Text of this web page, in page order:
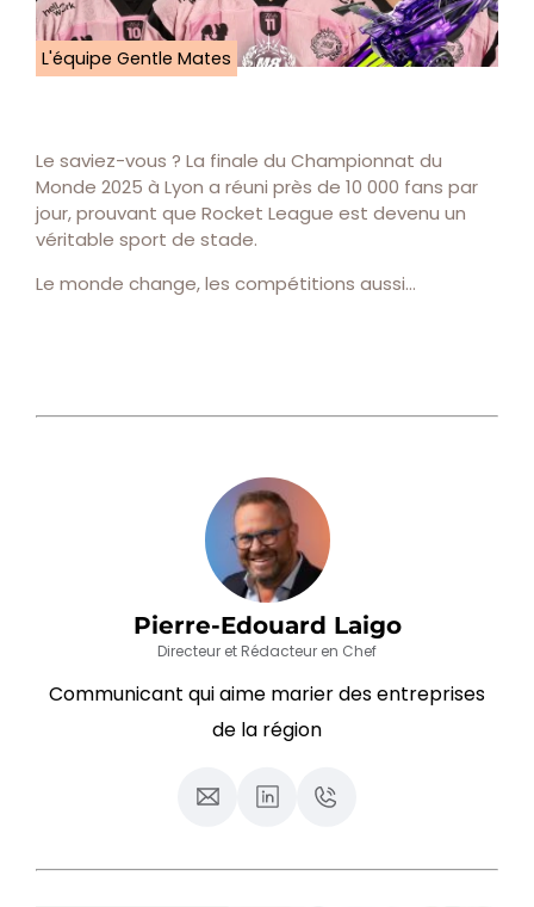
L'équipe Gentle Mates
Le saviez-vous ? La finale du Championnat du
Monde 2025 à Lyon a réuni près de 10 000 fans par
jour, prouvant que Rocket League est devenu un
véritable sport de stade.
Le monde change, les compétitions aussi…
Pierre-Edouard Laigo
Directeur et Rédacteur en Chef
Communicant qui aime marier des entreprises
de la région